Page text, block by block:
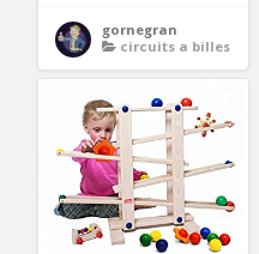
gornegran
circuits a billes